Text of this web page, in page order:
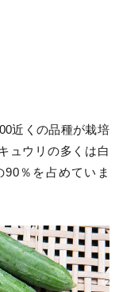
近くの品種が栽培
ュウリの多くは白
％を占めていま